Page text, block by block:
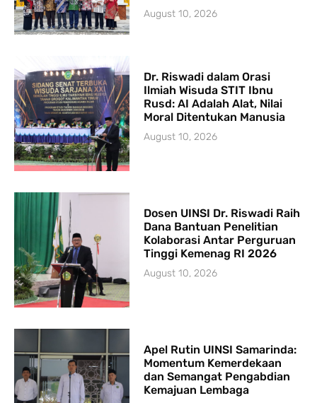
August 10, 2026
Dr. Riswadi dalam Orasi
Ilmiah Wisuda STIT Ibnu
Rusd: AI Adalah Alat, Nilai
Moral Ditentukan Manusia
August 10, 2026
Dosen UINSI Dr. Riswadi Raih
Dana Bantuan Penelitian
Kolaborasi Antar Perguruan
Tinggi Kemenag RI 2026
August 10, 2026
Apel Rutin UINSI Samarinda:
Momentum Kemerdekaan
dan Semangat Pengabdian
Kemajuan Lembaga